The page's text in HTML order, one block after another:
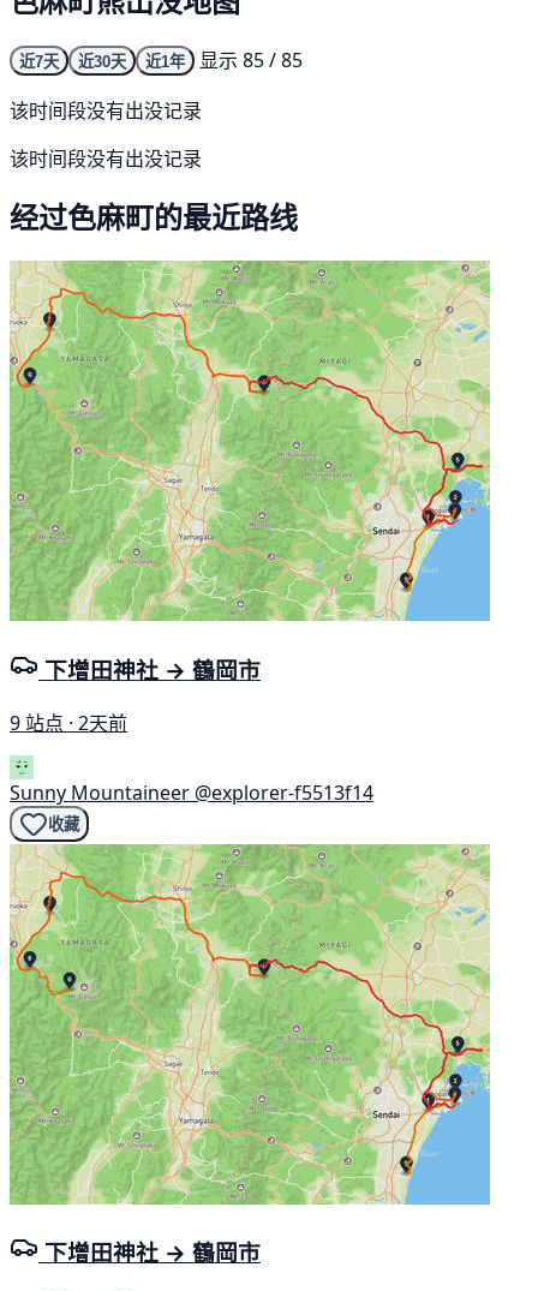
近7天 近30天 近1年
显示 85 / 85
该时间段没有出没记录
该时间段没有出没记录
经过色麻町的最近路线
下增田神社 → 鶴岡市
9 站点 · 2天前
Sunny Mountaineer @explorer-f5513f14
收藏
下增田神社 → 鶴岡市